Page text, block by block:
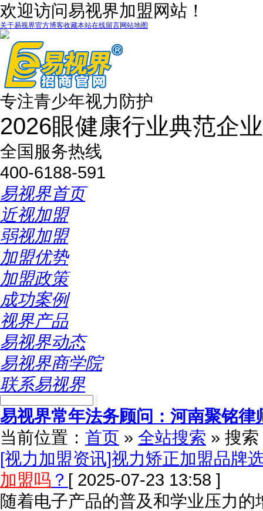
欢迎访问易视界加盟网站！
关于易视界官方博客收藏本站在线留言网站地图
专注青少年视力防护
2026眼健康行业典范企业
全国服务热线
400-6188-591
易视界首页
近视加盟
弱视加盟
加盟优势
加盟政策
成功案例
视界产品
易视界动态
易视界商学院
联系易视界
易视界常年法务顾问：河南聚铭律
当前位置： 首页 » 全站搜索 » 搜
[视力加盟资讯]视力矫正加盟品牌
加盟吗 ？ [ 2025-07-23 13:58 ]
随着电子产品的普及和学业压力